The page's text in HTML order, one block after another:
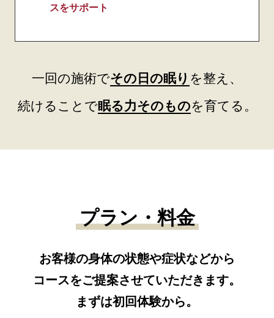
スをサポート
一回の施術でその日の眠り を整え、
続けることで眠る力そのものを育てる。
プラン・料金
お客様の身体の状態や症状などから
コースをご提案させていただきます。
まずは初回体験から。